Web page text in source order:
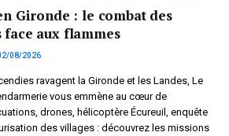
Gironde : le combat des
face aux flammes
08/2026
ravagent la Gironde et les Landes, Le
vous emmène au cœur de
drones, hélicoptère Écureuil, enquête
des villages : découvrez les missions